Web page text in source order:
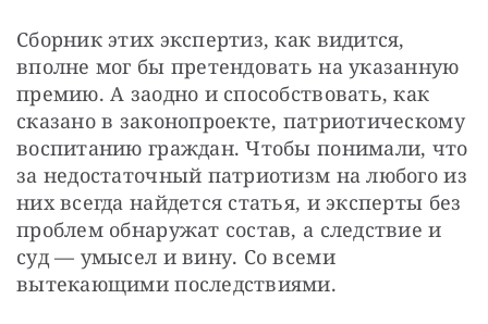
Сборник этих экспертиз, как видится,
вполне мог бы претендовать на указанную
премию. А заодно и способствовать, как
сказано в законопроекте, патриотическому
воспитанию граждан. Чтобы понимали, что
за недостаточный патриотизм на любого из
них всегда найдется статья, и эксперты без
проблем обнаружат состав, а следствие и
суд — умысел и вину. Со всеми
вытекающими последствиями.